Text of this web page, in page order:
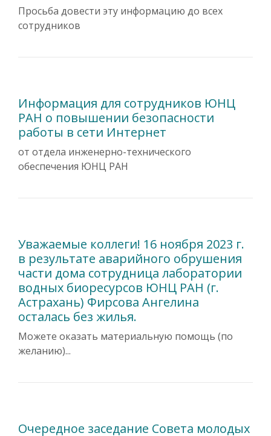
Просьба довести эту информацию до всех
сотрудников
Информация для сотрудников ЮНЦ
РАН о повышении безопасности
работы в сети Интернет
от отдела инженерно-технического
обеспечения ЮНЦ РАН
Уважаемые коллеги! 16 ноября 2023 г.
в результате аварийного обрушения
части дома сотрудница лаборатории
водных биоресурсов ЮНЦ РАН (г.
Астрахань) Фирсова Ангелина
осталась без жилья.
Можете оказать материальную помощь (по
желанию)...
Очередное заседание Совета молодых